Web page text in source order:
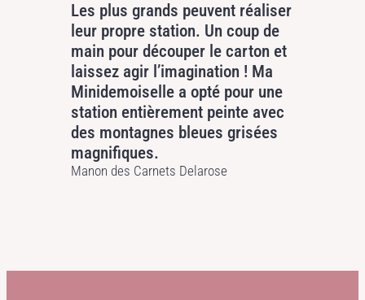
Les plus grands peuvent réaliser
leur propre station. Un coup de
main pour découper le carton et
laissez agir l’imagination ! Ma
Minidemoiselle a opté pour une
station entièrement peinte avec
des montagnes bleues grisées
magnifiques.
Manon des Carnets Delarose